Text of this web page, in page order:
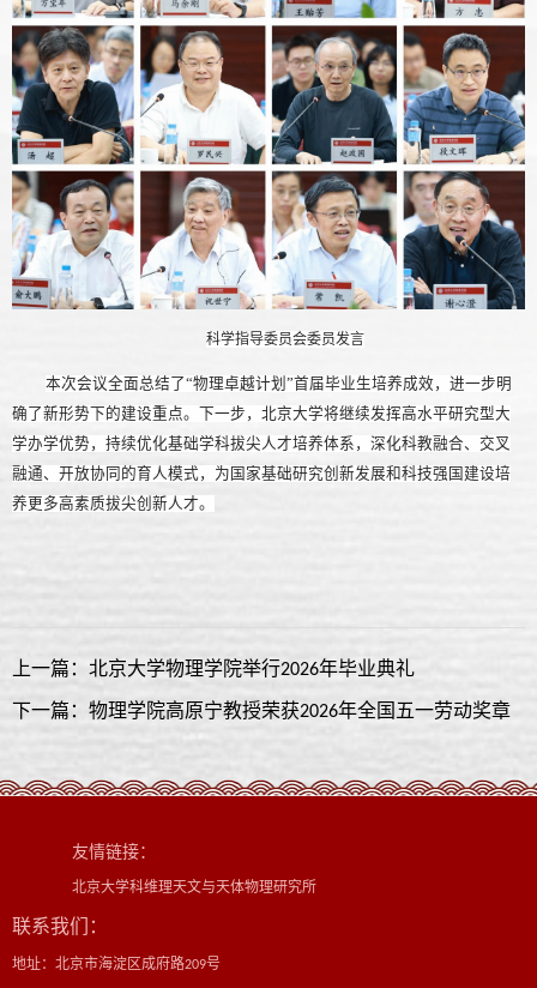
科学指导委员会委员发言
本次会议全面总结了“物理卓越计划”首届毕业生培养成效，进一步明
确了新形势下的建设重点。下一步，北京大学将继续发挥高水平研究型大
学办学优势，持续优化基础学科拔尖人才培养体系，深化科教融合、交叉
融通、开放协同的育人模式，为国家基础研究创新发展和科技强国建设培
养更多高素质拔尖创新人才。
上一篇：北京大学物理学院举行2026年毕业典礼
下一篇：物理学院高原宁教授荣获2026年全国五一劳动奖章
友情链接：
北京大学科维理天文与天体物理研究所
联系我们：
地址：北京市海淀区成府路209号